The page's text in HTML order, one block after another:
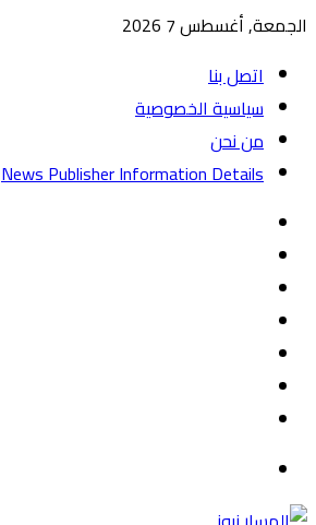
الجمعة, أغسطس 7 2026
اتصل بنا
سياسية الخصوصية
من نحن
News Publisher Information Details